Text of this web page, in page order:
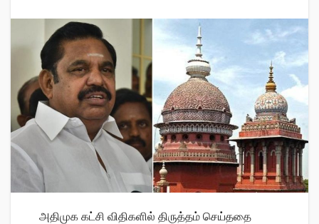
அதிமுக கட்சி விதிகளில் திருத்தம் செய்ததை